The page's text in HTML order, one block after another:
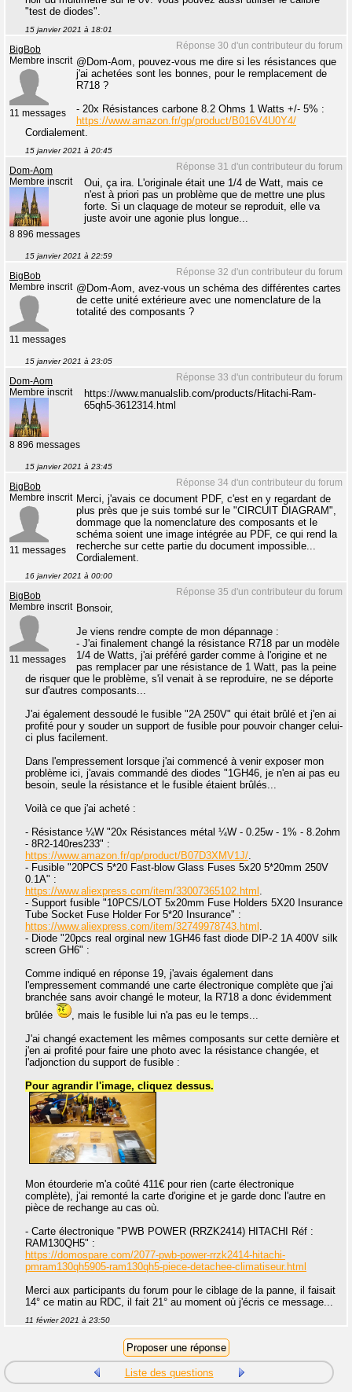
"test de diodes".
15 janvier 2021 à 18:01
Réponse 30 d'un contributeur du forum
BigBob
Membre inscrit
11 messages
@Dom-Aom, pouvez-vous me dire si les résistances que
j'ai achetées sont les bonnes, pour le remplacement de
R718 ?
- 20x Résistances carbone 8.2 Ohms 1 Watts +/- 5% :
https://www.amazon.fr/gp/product/B016V4U0Y4/
Cordialement.
15 janvier 2021 à 20:45
Réponse 31 d'un contributeur du forum
Dom-Aom
Membre inscrit
8 896 messages
Oui, ça ira. L'originale était une 1/4 de Watt, mais ce
n'est à priori pas un problème que de mettre une plus
forte. Si un claquage de moteur se reproduit, elle va
juste avoir une agonie plus longue...
15 janvier 2021 à 22:59
Réponse 32 d'un contributeur du forum
BigBob
Membre inscrit
11 messages
@Dom-Aom, avez-vous un schéma des différentes cartes
de cette unité extérieure avec une nomenclature de la
totalité des composants ?
15 janvier 2021 à 23:05
Réponse 33 d'un contributeur du forum
Dom-Aom
Membre inscrit
8 896 messages
https://www.manualslib.com/products/Hitachi-Ram-
65qh5-3612314.html
15 janvier 2021 à 23:45
Réponse 34 d'un contributeur du forum
BigBob
Membre inscrit
11 messages
Merci, j'avais ce document PDF, c'est en y regardant de
plus près que je suis tombé sur le "CIRCUIT DIAGRAM",
dommage que la nomenclature des composants et le
schéma soient une image intégrée au PDF, ce qui rend la
recherche sur cette partie du document impossible...
Cordialement.
16 janvier 2021 à 00:00
Réponse 35 d'un contributeur du forum
BigBob
Membre inscrit
11 messages
Bonsoir,
Je viens rendre compte de mon dépannage :
- J'ai finalement changé la résistance R718 par un modèle
1/4 de Watts, j'ai préféré garder comme à l'origine et ne
pas remplacer par une résistance de 1 Watt, pas la peine
de risquer que le problème, s'il venait à se reproduire, ne se déporte
sur d'autres composants...
J'ai également dessoudé le fusible "2A 250V" qui était brûlé et j'en ai
profité pour y souder un support de fusible pour pouvoir changer celui-
ci plus facilement.
Dans l'empressement lorsque j'ai commencé à venir exposer mon
problème ici, j'avais commandé des diodes "1GH46, je n'en ai pas eu
besoin, seule la résistance et le fusible étaient brûlés...
Voilà ce que j'ai acheté :
- Résistance ¼W "20x Résistances métal ¼W - 0.25w - 1% - 8.2ohm
- 8R2-140res233" :
https://www.amazon.fr/gp/product/B07D3XMV1J/.
- Fusible "20PCS 5*20 Fast-blow Glass Fuses 5x20 5*20mm 250V
0.1A" :
https://www.aliexpress.com/item/33007365102.html .
- Support fusible "10PCS/LOT 5x20mm Fuse Holders 5X20 Insurance
Tube Socket Fuse Holder For 5*20 Insurance" :
https://www.aliexpress.com/item/32749978743.html .
- Diode "20pcs real orginal new 1GH46 fast diode DIP-2 1A 400V silk
screen GH6" :
Comme indiqué en réponse 19, j'avais également dans
l'empressement commandé une carte électronique complète que j'ai
branchée sans avoir changé le moteur, la R718 a donc évidemment
brûlée
, mais le fusible lui n'a pas eu le temps...
J'ai changé exactement les mêmes composants sur cette dernière et
j'en ai profité pour faire une photo avec la résistance changée, et
l'adjonction du support de fusible :
Pour agrandir l'image, cliquez dessus.
Mon étourderie m'a coûté 411€ pour rien (carte électronique
complète), j'ai remonté la carte d'origine et je garde donc l'autre en
pièce de rechange au cas où.
- Carte électronique "PWB POWER (RRZK2414) HITACHI Réf :
RAM130QH5" :
https://domospare.com/2077-pwb-power-rrzk2414-hitachi-
pmram130qh5905-ram130qh5-piece-detachee-climatiseur.html
Merci aux participants du forum pour le ciblage de la panne, il faisait
14° ce matin au RDC, il fait 21° au moment où j'écris ce message...
11 février 2021 à 23:50
Liste des questions